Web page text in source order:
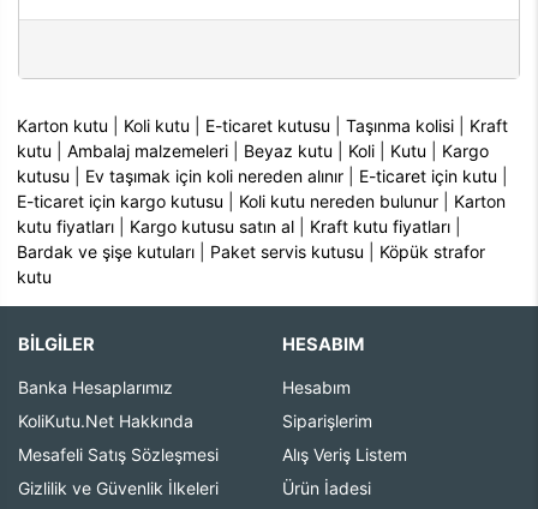
Karton kutu Koli kutu E-ticaret kutusu |Taşınma kolisi
Kraft
kutu |Ambalaj malzemeleri Beyaz kutu Koli Kutu
Kargo
kutusu
Ev taşımak için koli nereden alınır E-ticaret için kutu
E-ticaret için kargo kutusu
Koli kutu nereden bulunur
Karton
kutu fiyatları
Kargo kutusu satın al Kraft kutu fiyatları
Bardak ve şişe kutuları
Paket servis kutusu
Köpük strafor
kutu
BİLGİLER
Banka Hesaplarımız
KoliKutu.Net Hakkında
Mesafeli Satış Sözleşmesi
Gizlilik ve Güvenlik İlkeleri
HESABIM
Hesabım
Siparişlerim
Alış Veriş Listem
Ürün İadesi